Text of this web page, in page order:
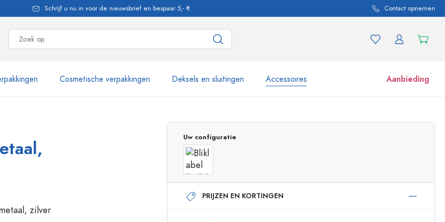
Schrijf u nu in voor de nieuwsbrief en bespaar 5,- € Contact opnemen
Cosmetische verpakkingen Deksels en sluitingen Accessoires Aanbieding
Estal flessen
Glazen flessen 500 ml
Glazen flessen 750 ml
Glazen flessen 1000 ml
Potten e potjes
Uw configuratie
PRIJZEN EN KORTINGEN